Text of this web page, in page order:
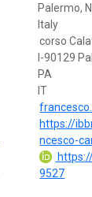
Palermo,
Italy
corso
I-90129
PA
IT
https://
ncesco-
9527